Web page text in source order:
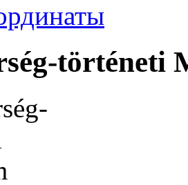
történeti